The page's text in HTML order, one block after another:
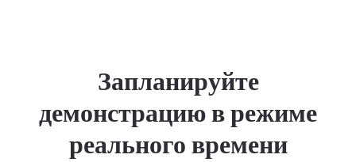
Запланируйте
демонстрацию в режиме
реального времени